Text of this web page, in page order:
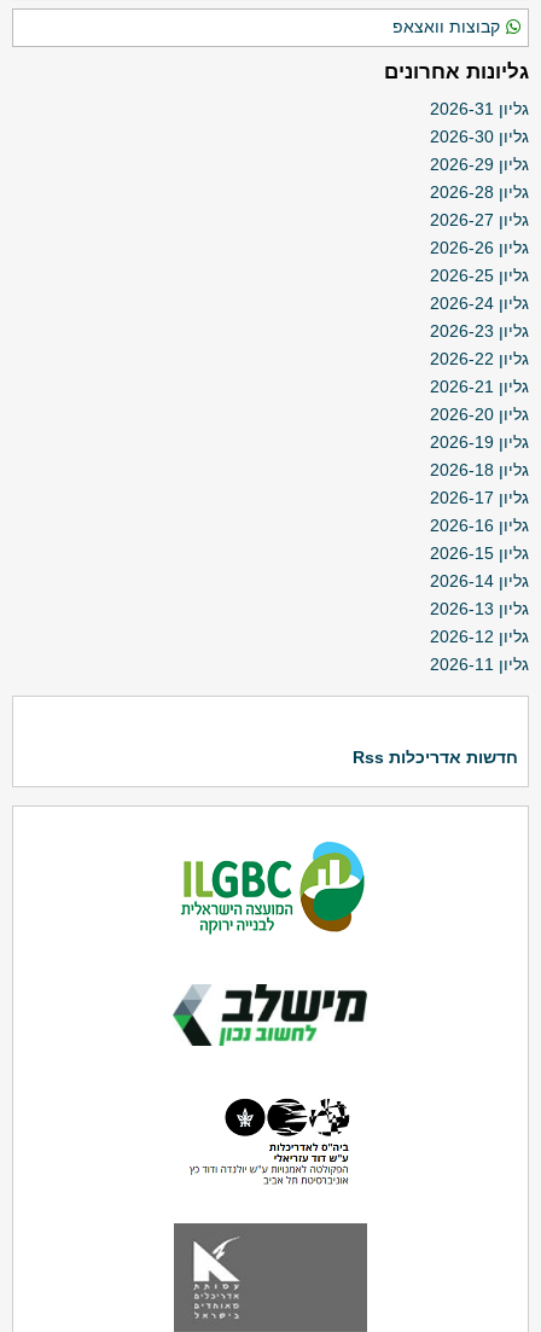
קבוצות וואצאפ
גליונות אחרונים
גליון 2026-31
גליון 2026-30
גליון 2026-29
גליון 2026-28
גליון 2026-27
גליון 2026-26
גליון 2026-25
גליון 2026-24
גליון 2026-23
גליון 2026-22
גליון 2026-21
גליון 2026-20
גליון 2026-19
גליון 2026-18
גליון 2026-17
גליון 2026-16
גליון 2026-15
גליון 2026-14
גליון 2026-13
גליון 2026-12
גליון 2026-11
חדשות אדריכלות Rss